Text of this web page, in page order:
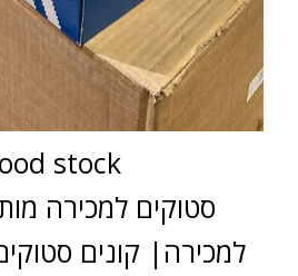
stock
סטוקים למכירה
למכירה| קונים